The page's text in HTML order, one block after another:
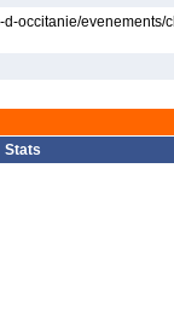
evenements/
Stats